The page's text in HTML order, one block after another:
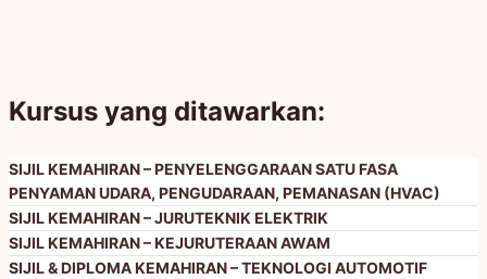
Kursus yang ditawarkan:
SIJIL KEMAHIRAN – PENYELENGGARAAN SATU FASA
PENYAMAN UDARA, PENGUDARAAN, PEMANASAN (HVAC)
SIJIL KEMAHIRAN – JURUTEKNIK ELEKTRIK
SIJIL KEMAHIRAN – KEJURUTERAAN AWAM
SIJIL & DIPLOMA KEMAHIRAN – TEKNOLOGI AUTOMOTIF